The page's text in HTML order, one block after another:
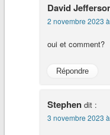
David
2 novembre 2023
oui et comment?
Répondre
Stephen dit :
3 novembre 2023